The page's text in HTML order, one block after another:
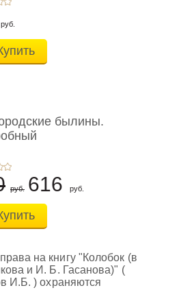
руб.
былины.
руб. 616 руб.
на книгу "Колобок (в
и И. Б. Гасанова)" (
И.Б. ) охраняются